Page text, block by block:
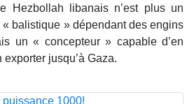
Hezbollah libanais n’est plus un
balistique » dépendant des engins
un « concepteur » capable d’en
exporter jusqu’à Gaza.